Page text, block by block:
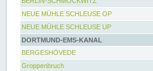
NEUE MÜHLE SCHLEUSE OP
NEUE MÜHLE SCHLEUSE UP
DORTMUND-EMS-KANAL
BERGESHÖVEDE
Groppenbruch